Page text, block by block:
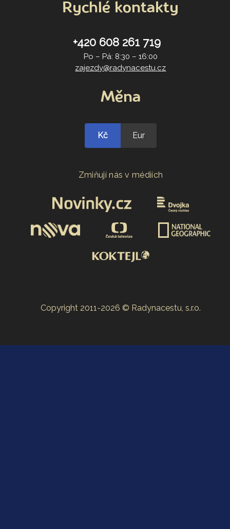
Rychlé kontakty
+420 608 261 719
Po – Pá: 8:30 – 16:00
zajezdy@radynacestu.cz
Měna
Kč Eur
Zmiňují nás v médiích
Copyright 2011-2026 © Radynacestu, s.r.o.